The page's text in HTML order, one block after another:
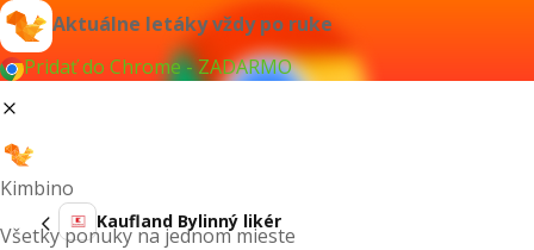
Aktuálne letáky vždy po ruke
Pridať do Chrome - ZADARMO
Kimbino
Všetky ponuky na jednom mieste
Kaufland Bylinný likér